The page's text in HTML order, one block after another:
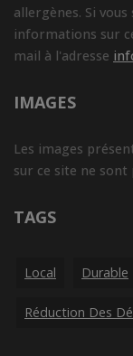
allergènes. Si
informations sur
mail à l'adresse
IMAGES
Les images
sur ce site ne sont
TAGS
Local Durable
Réduction Des